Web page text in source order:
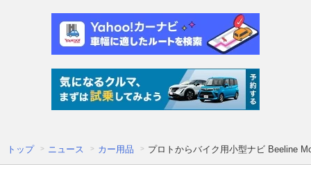
トップ ニュース カー用品 プロトからバイク用小型ナビ Beeline